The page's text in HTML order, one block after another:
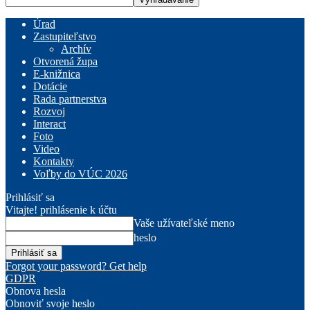
Úrad
Zastupiteľstvo
Archív
Otvorená župa
E-knižnica
Dotácie
Rada partnerstva
Rozvoj
Interact
Foto
Video
Kontakty
Voľby do VÚC 2026
Prihlásiť sa
Vitajte! prihlásenie k účtu
Vaše užívateľské meno
heslo
Forgot your password? Get help
GDPR
Obnova hesla
Obnoviť svoje heslo